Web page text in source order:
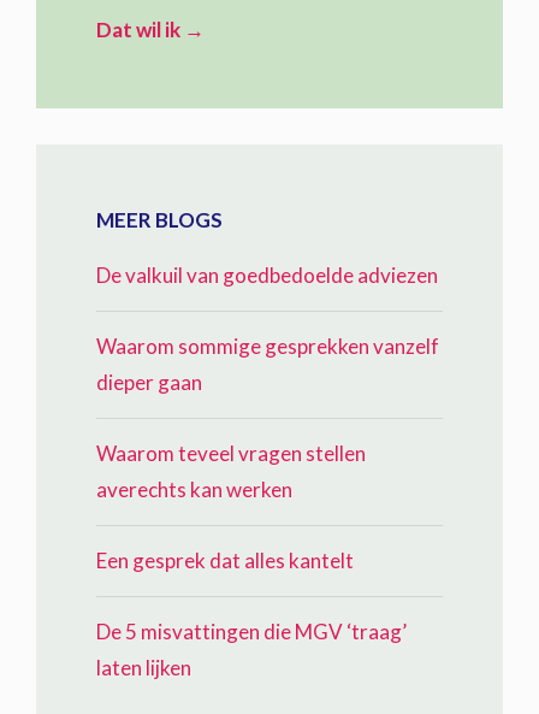
Dat wil ik →
MEER BLOGS
De valkuil van goedbedoelde adviezen
Waarom sommige gesprekken vanzelf
dieper gaan
Waarom teveel vragen stellen
averechts kan werken
Een gesprek dat alles kantelt
De 5 misvattingen die MGV ‘traag’
laten lijken